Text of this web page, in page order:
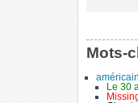
Mots-
américain
Le 30